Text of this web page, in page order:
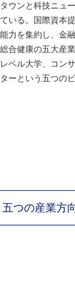
ウンと科技ニュ
いる。国際資本
力を集約し、金
合健康の五大産
レベル大学、コン
ーという五つの
五つの産業方